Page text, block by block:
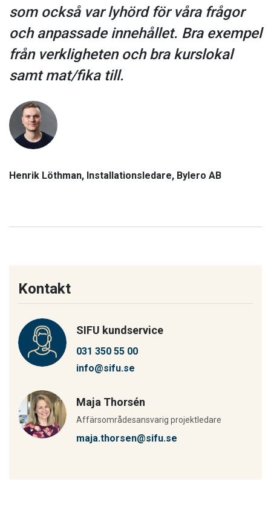
som också var lyhörd för våra frågor
och anpassade innehållet. Bra exempel
från verkligheten och bra kurslokal
samt mat/fika till.
Henrik Löthman, Installationsledare, Bylero AB
Kontakt
SIFU kundservice
031 350 55 00
info@sifu.se
Maja Thorsén
Affärsområdesansvarig projektledare
maja.thorsen@sifu.se